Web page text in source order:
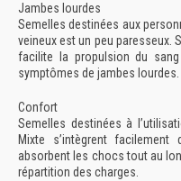
Jambes lourdes
Semelles destinées aux
veineux est un peu paresseux.
facilite la propulsion du
symptômes de jambes lourdes.
Confort
Semelles destinées à
Mixte s’intègrent
absorbent les chocs tout au
répartition des charges.